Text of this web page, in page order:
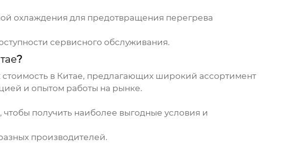
охлаждения для предотвращения перегрева
сервисного обслуживания.
?
в Китае, предлагающих широкий ассортимент
и опытом работы на рынке.
получить наиболее выгодные условия и
производителей.